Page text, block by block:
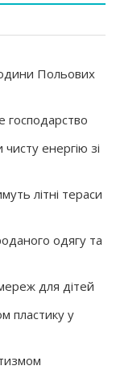
Польових
господарство
енергію зі
літні тераси
одягу та
для дітей
пластику у